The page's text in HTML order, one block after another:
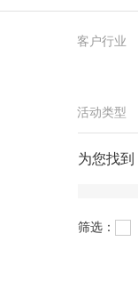
客户行业
活动类型
为您找到
筛选：